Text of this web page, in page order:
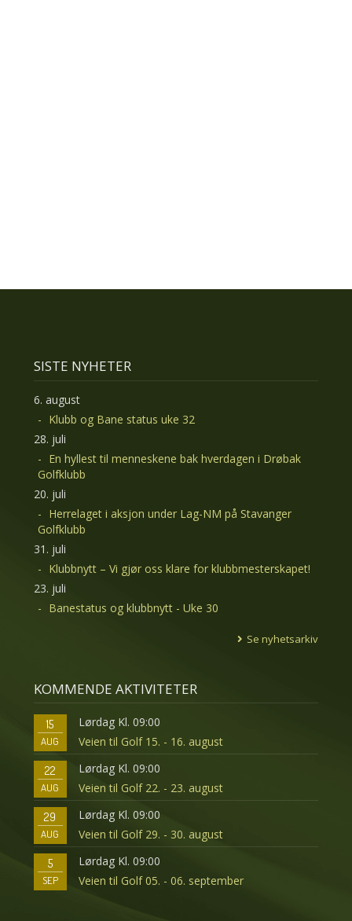
SISTE NYHETER
6. august
Klubb og Bane status uke 32
28. juli
En hyllest til menneskene bak hverdagen i Drøbak
Golfklubb
20. juli
Herrelaget i aksjon under Lag-NM på Stavanger
Golfklubb
31. juli
Klubbnytt – Vi gjør oss klare for klubbmesterskapet!
23. juli
Banestatus og klubbnytt - Uke 30
Se nyhetsarkiv
KOMMENDE AKTIVITETER
15
AUG
Lørdag Kl. 09:00
Veien til Golf 15. - 16. august
22
AUG
Lørdag Kl. 09:00
Veien til Golf 22. - 23. august
29
AUG
Lørdag Kl. 09:00
Veien til Golf 29. - 30. august
5
SEP
Lørdag Kl. 09:00
Veien til Golf 05. - 06. september